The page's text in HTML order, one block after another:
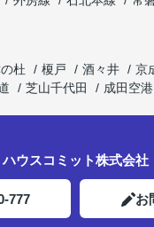
杜 榎戸 酒々井
京
芝山千代田 成田空港
ハウスコミット株式会社
777 お